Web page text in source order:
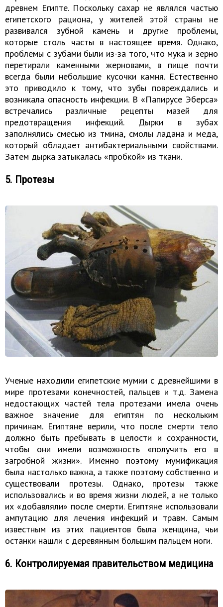
древнем Египте. Поскольку сахар не являлся частью
египетского рациона, у жителей этой страны не
развивался зубной камень и другие проблемы,
которые столь часты в настоящее время. Однако,
проблемы с зубами были из-за того, что мука и зерно
перетирали каменными жерновами, в пище почти
всегда были небольшие кусочки камня. Естественно
это приводило к тому, что зубы повреждались и
возникала опасность инфекции. В «Папирусе Эберса»
встречались различные рецепты мазей для
предотвращения инфекций. Дырки в зубах
заполнялись смесью из тмина, смолы ладана и меда,
который обладает антибактериальными свойствами.
Затем дырка затыкалась «пробкой» из ткани.
5. Протезы
Ученые находили египетские мумии с древнейшими в
мире протезами конечностей, пальцев и т.д. Замена
недостающих частей тела протезами имела очень
важное значение для египтян по нескольким
причинам. Египтяне верили, что после смерти тело
должно быть пребывать в целости и сохранности,
чтобы они имели возможность «получить его в
загробной жизни». Именно поэтому мумификация
была настолько важна, а также поэтому собственно и
существовали протезы. Однако, протезы также
использовались и во время жизни людей, а не только
их «добавляли» после смерти. Египтяне использовали
ампутацию для лечения инфекций и травм. Самым
известным из этих пациентов была женщина, чьи
останки нашли с деревянным большим пальцем ноги.
6. Контролируемая правительством медицина